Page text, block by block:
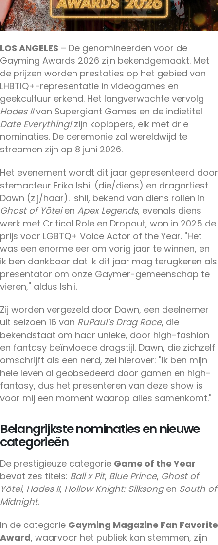
LOS ANGELES – De genomineerden voor de
Gayming Awards 2026 zijn bekendgemaakt. Met
de prijzen worden prestaties op het gebied van
LHBTIQ+-representatie in videogames en
geekcultuur erkend. Het langverwachte vervolg
Hades IIvan Supergiant Games en de indietitel
Date Everything!zijn koplopers, elk met drie
nominaties. De ceremonie zal wereldwijd te
streamen zijn op 8 juni 2026.
Het evenement wordt dit jaar gepresenteerd door
stemacteur Erika Ishii (die/diens) en dragartiest
Dawn (zij/haar). Ishii, bekend van diens rollen in
Ghost of Yōteien Apex Legends, evenals diens
werk met Critical Role en Dropout, won in 2025 de
prijs voor LGBTQ+ Voice Actor of the Year. "Het
was een enorme eer om vorig jaar te winnen, en
ik ben dankbaar dat ik dit jaar mag terugkeren als
presentator om onze Gaymer-gemeenschap te
vieren," aldus Ishii.
Zij worden vergezeld door Dawn, een deelnemer
uit seizoen 16 van RuPaul’s Drag Race, die
bekendstaat om haar unieke, door high-fashion
en fantasy beïnvloede dragstijl. Dawn, die zichzelf
omschrijft als een nerd, zei hierover: "Ik ben mijn
hele leven al geobsedeerd door gamen en high-
fantasy, dus het presenteren van deze show is
voor mij een moment waarop alles samenkomt."
Belangrijkste nominaties en nieuwe
categorieën
De prestigieuze categorie Game of the Year
bevat zes titels: Ball x Pit, Blue Prince, Ghost of
Yōtei, Hades II, Hollow Knight: Silksongen South of
Midnight.
In de categorie Gayming Magazine Fan Favorite
Award, waarvoor het publiek kan stemmen, zijn